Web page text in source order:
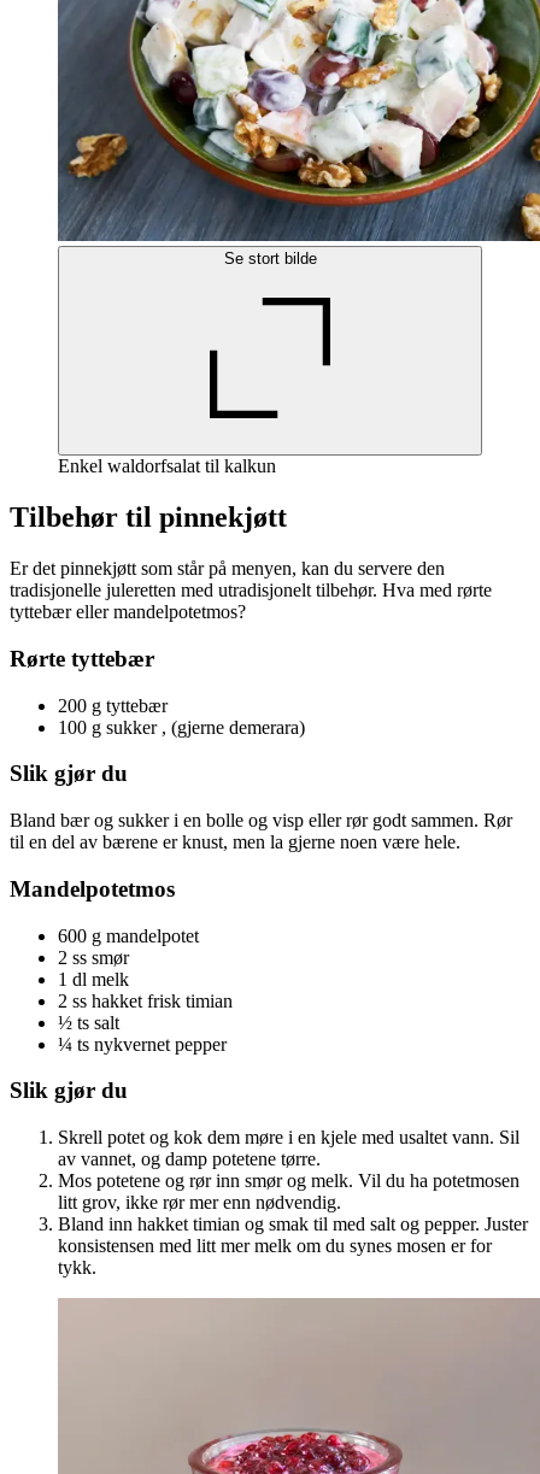
Se stort bilde
Enkel waldorfsalat til kalkun
Tilbehør til pinnekjøtt
Er det pinnekjøtt som står på menyen, kan du servere den
tradisjonelle juleretten med utradisjonelt tilbehør. Hva med rørte
tyttebær eller mandelpotetmos?
Rørte tyttebær
200 g tyttebær
100 g sukker , (gjerne demerara)
Slik gjør du
Bland bær og sukker i en bolle og visp eller rør godt sammen. Rør
til en del av bærene er knust, men la gjerne noen være hele.
Mandelpotetmos
600 g mandelpotet
2 ss smør
1 dl melk
2 ss hakket frisk timian
½ ts salt
¼ ts nykvernet pepper
Slik gjør du
Skrell potet og kok dem møre i en kjele med usaltet vann. Sil
av vannet, og damp potetene tørre.
Mos potetene og rør inn smør og melk. Vil du ha potetmosen
litt grov, ikke rør mer enn nødvendig.
Bland inn hakket timian og smak til med salt og pepper. Juster
konsistensen med litt mer melk om du synes mosen er for
tykk.